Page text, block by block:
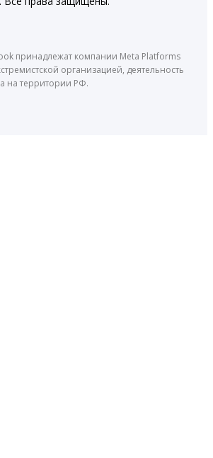
принадлежат компании Meta Platforms
организацией, деятельность
на территории РФ.